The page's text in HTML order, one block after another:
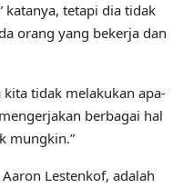
katanya, tetapi dia tidak
orang yang bekerja dan
tidak melakukan apa-
berbagai hal
mungkin.”
Aaron Lestenkof, adalah